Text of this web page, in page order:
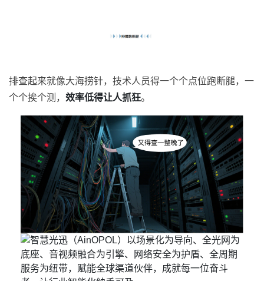
排查起来就像大海捞针，技术人员得一个个点位跑断腿，一
个个挨个测， 效率低得让人抓狂。